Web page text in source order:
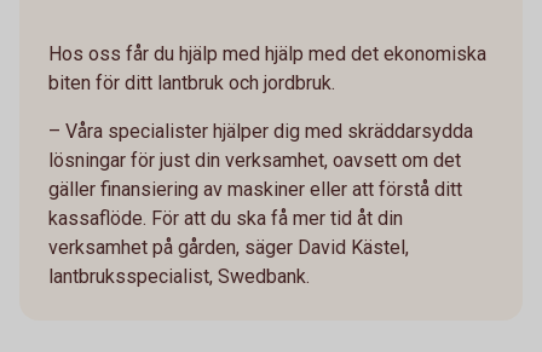
Hos oss får du hjälp med hjälp med det ekonomiska
biten för ditt lantbruk och jordbruk.
– Våra specialister hjälper dig med skräddarsydda
lösningar för just din verksamhet, oavsett om det
gäller finansiering av maskiner eller att förstå ditt
kassaflöde. För att du ska få mer tid åt din
verksamhet på gården, säger David Kästel,
lantbruksspecialist, Swedbank.